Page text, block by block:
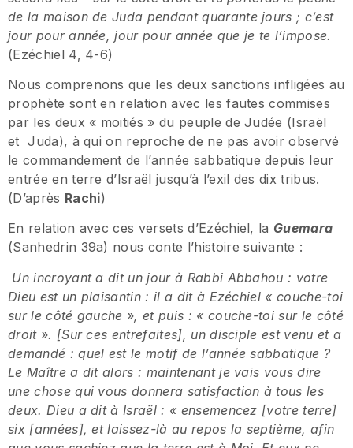
de la maison de Juda pendant quarante jours ; c’est
jour pour année, jour pour année que je te l’impose.
(Ezéchiel 4, 4-6)
Nous comprenons que les deux sanctions infligées au
prophète sont en relation avec les fautes commises
par les deux « moitiés » du peuple de Judée (Israël
et Juda), à qui on reproche de ne pas avoir observé
le commandement de l’année sabbatique depuis leur
entrée en terre d’Israël jusqu’à l’exil des dix tribus.
(D’après Rachi)
En relation avec ces versets d’Ezéchiel, la Guemara
(Sanhedrin 39a) nous conte l’histoire suivante :
Un incroyant a dit un jour à Rabbi Abbahou : votre
Dieu est un plaisantin : il a dit à Ezéchiel « couche-toi
sur le côté gauche », et puis : « couche-toi sur le côté
droit ». [Sur ces entrefaites], un disciple est venu et a
demandé : quel est le motif de l’année sabbatique ?
Le Maître a dit alors : maintenant je vais vous dire
une chose qui vous donnera satisfaction à tous les
deux. Dieu a dit à Israël : « ensemencez [votre terre]
six [années], et laissez-là au repos la septième, afin